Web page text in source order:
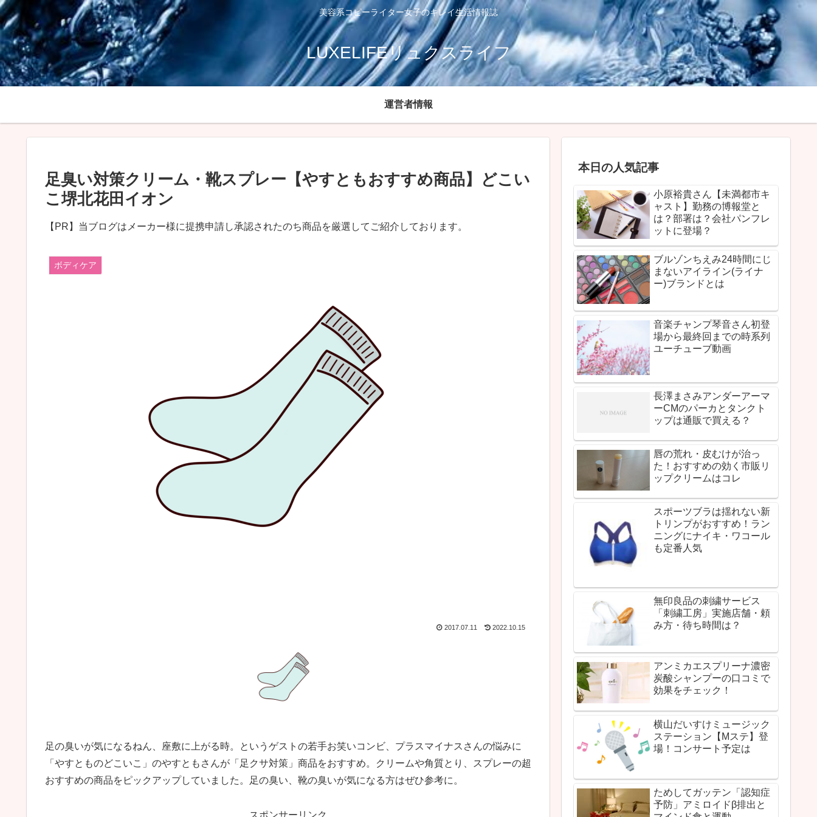
美容系コピーライター女子のキレイ生活情報誌
LUXELIFEリュクスライフ
運営者情報
足臭い対策クリーム・靴スプレー【やすともおすすめ商品】どこい
こ堺北花田イオン
【PR】当ブログはメーカー様に提携申請し承認されたのち商品を厳選してご紹介しております。
ボディケア
2017.07.11 2022.10.15
足の臭いが気になるねん、座敷に上がる時。というゲストの若手お笑いコンビ、プラスマイナスさんの悩みに
「やすとものどこいこ」のやすともさんが「足クサ対策」商品をおすすめ。クリームや角質とり、スプレーの超
おすすめの商品をピックアップしていました。足の臭い、靴の臭いが気になる方はぜひ参考に。
スポンサーリンク
本日の人気記事
小原裕貴さん【未満都市キ
ャスト】勤務の博報堂と
は？部署は？会社パンフレ
ットに登場？
ブルゾンちえみ24時間にじ
まないアイライン(ライナ
ー)ブランドとは
音楽チャンプ琴音さん初登
場から最終回までの時系列
ユーチューブ動画
長澤まさみアンダーアーマ
ーCMのパーカとタンクト
ップは通販で買える？
唇の荒れ・皮むけが治っ
た！おすすめの効く市販リ
ップクリームはコレ
スポーツブラは揺れない新
トリンプがおすすめ！ラン
ニングにナイキ・ワコール
も定番人気
無印良品の刺繍サービス
「刺繍工房」実施店舗・頼
み方・待ち時間は？
アンミカエスプリーナ濃密
炭酸シャンプーの口コミで
効果をチェック！
横山だいすけミュージック
ステーション【Mステ】登
場！コンサート予定は
ためしてガッテン「認知症
予防」アミロイドβ排出と